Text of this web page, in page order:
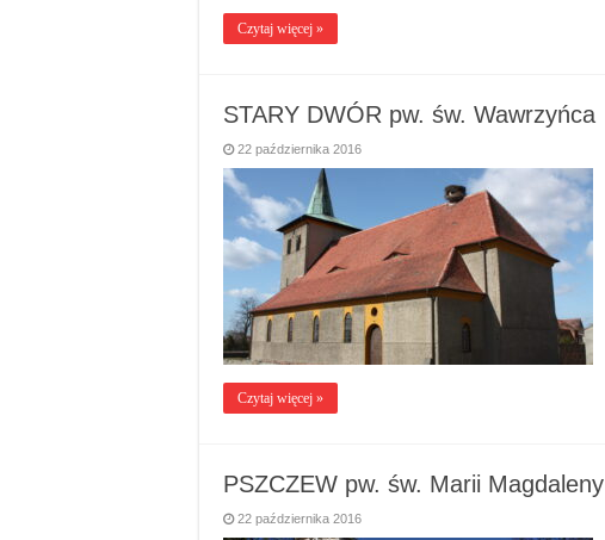
Czytaj więcej »
STARY DWÓR pw. św. Wawrzyńca
22 października 2016
Czytaj więcej »
PSZCZEW pw. św. Marii Magdaleny
22 października 2016